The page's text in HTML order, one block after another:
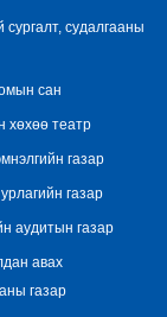
сургалт, судалгааны
сан
хөхөө театр
газар
газар
аудитын газар
авах
газар